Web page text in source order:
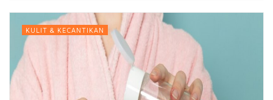
KULIT & KECANTIKAN